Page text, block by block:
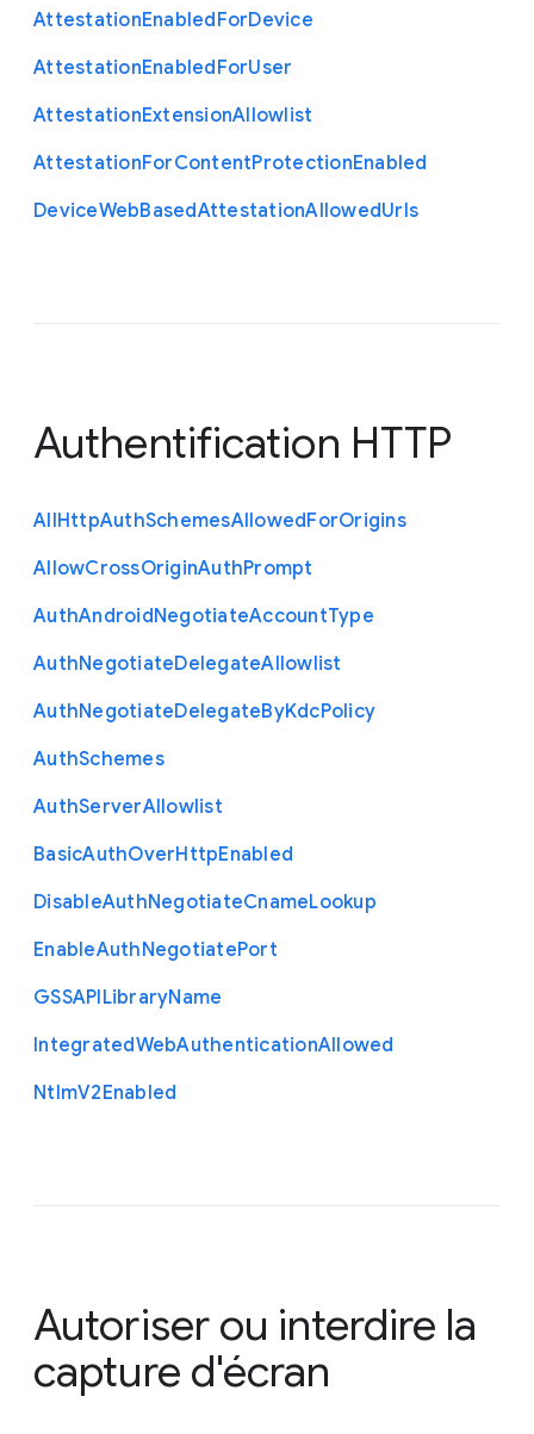
AttestationEnabledForDevice
AttestationEnabledForUser
AttestationExtensionAllowlist
AttestationForContentProtectionEnabled
DeviceWebBasedAttestationAllowedUrls
Authentification HTTP
AllHttpAuthSchemesAllowedForOrigins
AllowCrossOriginAuthPrompt
AuthAndroidNegotiateAccountType
AuthNegotiateDelegateAllowlist
AuthNegotiateDelegateByKdcPolicy
AuthSchemes
AuthServerAllowlist
BasicAuthOverHttpEnabled
DisableAuthNegotiateCnameLookup
EnableAuthNegotiatePort
GSSAPILibraryName
IntegratedWebAuthenticationAllowed
NtlmV2Enabled
Autoriser ou interdire la
capture d'écran